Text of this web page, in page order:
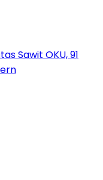
Sawit OKU, 91